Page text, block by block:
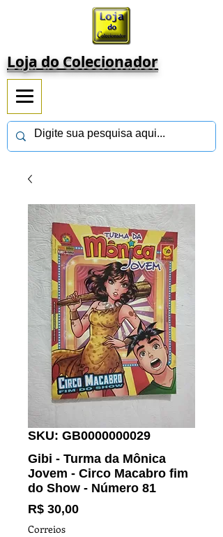
Loja do Colecionador
SKU: GB0000000029
Gibi - Turma da Mônica
Jovem - Circo Macabro fim
do Show - Número 81
R$ 30,00Preço
Correios